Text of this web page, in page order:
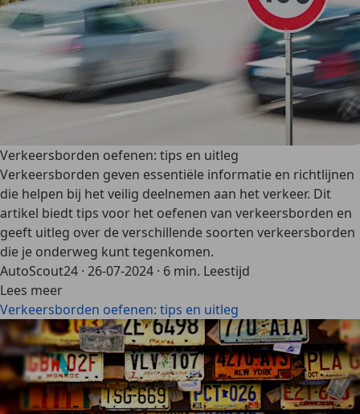
Verkeersborden oefenen: tips en uitleg
Verkeersborden geven essentiële informatie en richtlijnen
die helpen bij het veilig deelnemen aan het verkeer. Dit
artikel biedt tips voor het oefenen van verkeersborden en
geeft uitleg over de verschillende soorten verkeersborden
die je onderweg kunt tegenkomen.
AutoScout24 · 26-07-2024 · 6 min. Leestijd
Lees meer
Verkeersborden oefenen: tips en uitleg